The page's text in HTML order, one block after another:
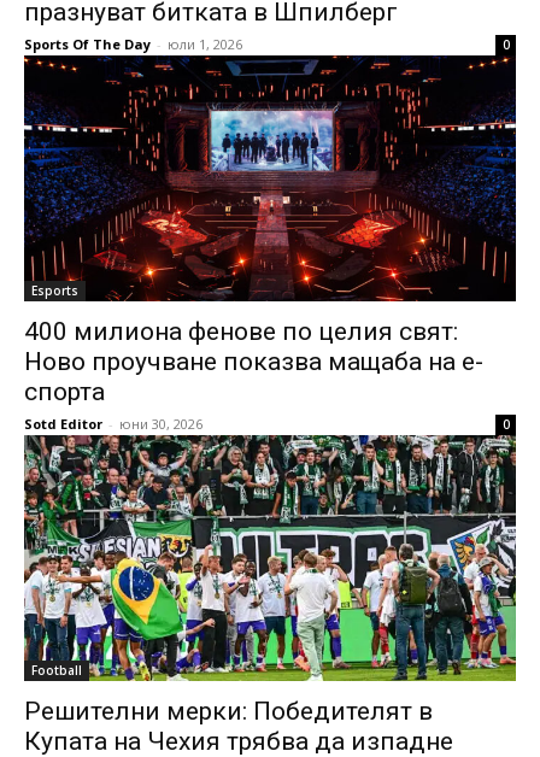
празнуват битката в Шпилберг
Sports Of The Day - юли 1, 2026 0
Esports
400 милиона фенове по целия свят:
Ново проучване показва мащаба на е-
спорта
Sotd Editor - юни 30, 2026 0
Football
Решителни мерки: Победителят в
Купата на Чехия трябва да изпадне